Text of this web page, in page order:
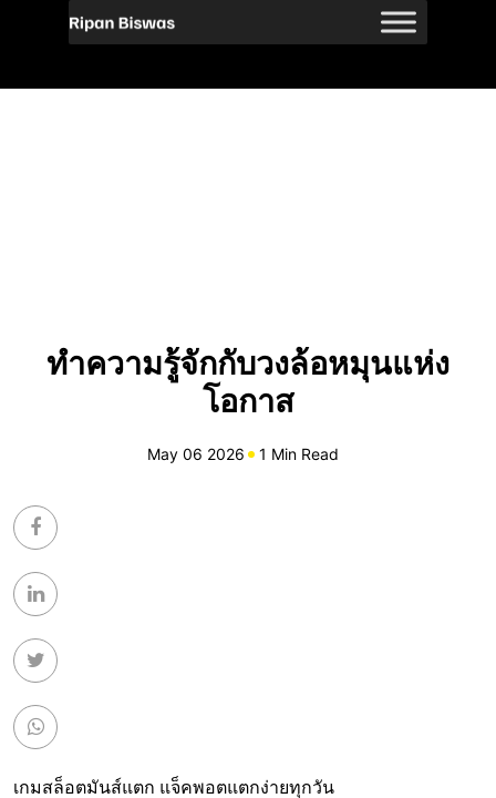
ทำความรู้จักกับวงล้อหมุนแห่ง
โอกาส
May 06 2026 1 Min Read
เกมสล็อตมันส์แตก แจ็คพอตแตกง่ายทุกวัน